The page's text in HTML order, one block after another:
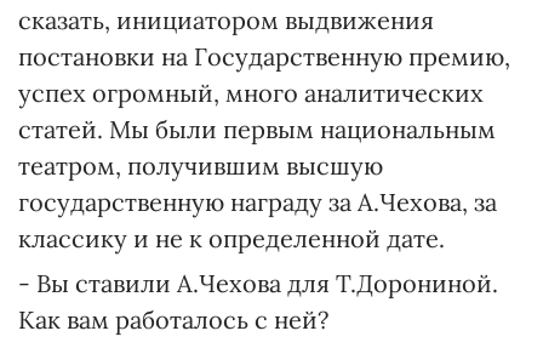
сказать, инициатором выдвижения
постановки на Государственную премию,
успех огромный, много аналитических
статей. Мы были первым национальным
театром, получившим высшую
государственную награду за А.Чехова, за
классику и не к определенной дате.
- Вы ставили А.Чехова для Т.Дорониной.
Как вам работалось с ней?